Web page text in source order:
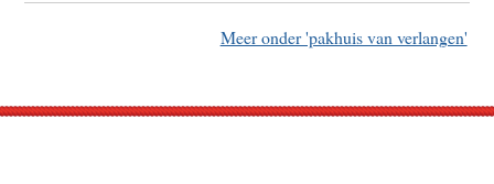
Meer onder 'pakhuis van verlangen'